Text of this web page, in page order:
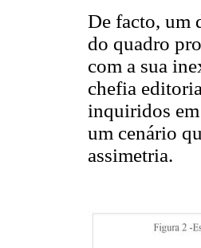
De facto, um
do quadro
com a sua
chefia
inquiridos
um cenário
assimetria.